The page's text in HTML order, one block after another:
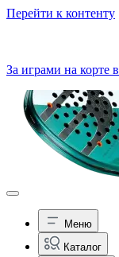
Перейти к контенту
За играми на корте в
Меню
Каталог